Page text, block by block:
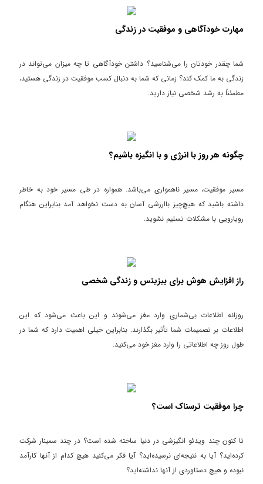
مهارت خودآگاهی و موفقیت در زندگی
شما چقدر خودتان را می‌شناسید؟ داشتن خودآگاهی تا چه میزان می‌تواند در
زندگی به ما کمک کند؟ زمانی که شما به دنبال کسب موفقیت در زندگی هستید،
مطمئناً به رشد شخصی نیاز دارید.
چگونه هر روز با انرژی و با انگیزه باشیم؟
مسیر موفقیت، مسیر ناهمواری می‌باشد. همواره در طی مسیر خود به خاطر
داشته باشید که هیچ‌چیز باارزشی آسان به دست نخواهد آمد بنابراین هنگام
رویارویی با مشکلات تسلیم نشوید.
راز افزایش هوش برای بیزینس و زندگی شخصی
روزانه اطلاعات بی‌شماری وارد مغز می‌شوند و این باعث می‌شود که این
اطلاعات بر تصمیمات شما تأثیر بگذارند. بنابراین خیلی اهمیت دارد که شما در
طول روز چه اطلاعاتی را وارد مغز خود می‌کنید.
چرا موفقیت ترسناک است؟
تا کنون چند ویدئو انگیزشی در دنیا ساخته شده است؟ در چند سمینار شرکت
کرده‌اید؟ آیا به نتیجه‌ای نرسیده‌اید؟ آیا فکر می‌کنید هیچ کدام از آنها کارآمد
نبوده و هیچ دستاوردی از آنها نداشته‌اید؟